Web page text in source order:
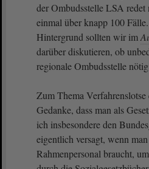
der Ombudsstelle LSA redet
einmal über knapp 100
Hintergrund sollten wir im
darüber diskutieren, ob
regionale Ombudsstelle
Zum Thema
Gedanke, dass man als
ich insbesondere den
eigentlich versagt, wenn
Rahmenpersonal braucht,